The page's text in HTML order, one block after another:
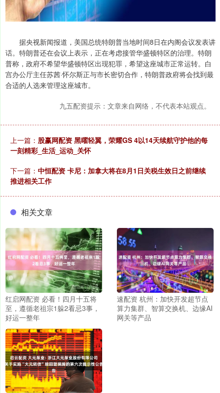
据央视新闻报道，美国总统特朗普当地时间8日在内阁会议发表讲
话。特朗普还在会议上表示，正在考虑接管华盛顿特区的治理。特朗
普称，政府不希望华盛顿特区出现犯罪，希望这座城市正常运转。白
宫办公厅主任苏茜·怀尔斯正与市长密切合作，特朗普政府将会找到最
合适的人选来管理这座城市。
九五配资提示：文章来自网络，不代表本站观点。
上一篇： 股赢网配资 黑曜轻翼，荣耀GS 4以14天续航守护他的每
一刻精彩_生活_运动_关怀
下一篇： 中恒配资 卡尼：加拿大将在8月1日关税生效日之前继续
推进相关工作
相关文章
红启网配资 必看！四月十五将
至，遵循老祖宗1躲2看忌3事，
好运一整年
速配资 杭州：加快开发超节点
算力集群、智算交换机、边缘AI
网关等产品